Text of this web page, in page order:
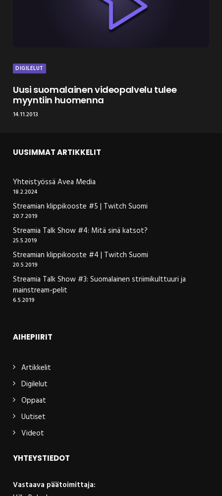
DIGILELUT
Uusi suomalainen videopalvelu tulee
myyntiin huomenna
14.11.2013
UUSIMMAT ARTIKKELIT
Yhteistyössä Avea Media
18.2.2024
Streamian klippikooste #5 | Twitch Suomi
20.7.2019
Streamia Talk Show #4: Mitä sinä katsot?
25.5.2019
Streamian klippikooste #4 | Twitch Suomi
20.5.2019
Streamia Talk Show #3: Suomalainen striimikulttuuri ja
mainstream-pelit
6.5.2019
AIHEPIIRIT
Artikkelit
Digilelut
Oppaat
Uutiset
Videot
YHTEYSTIEDOT
Vastaava päätoimittaja: